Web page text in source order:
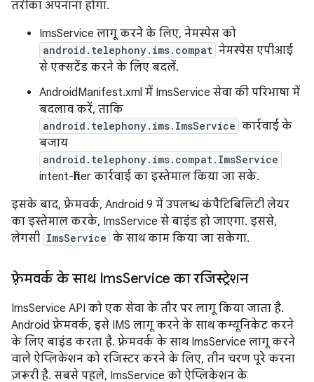
तरीका अपनाना होगा.
ImsService लागू करने के लिए, नेमस्पेस को
android.telephony.ims.compat नेमस्पेस एपीआई
से एक्सटेंड करने के लिए बदलें.
AndroidManifest.xml में ImsService सेवा की परिभाषा में
बदलाव करें, ताकि
android.telephony.ims.ImsService कार्रवाई के
बजाय
android.telephony.ims.compat.ImsService
intent-filter कार्रवाई का इस्तेमाल किया जा सके.
इसके बाद, फ़्रेमवर्क, Android 9 में उपलब्ध कंपैटिबिलिटी लेयर
का इस्तेमाल करके, ImsService से बाइंड हो जाएगा. इससे,
लेगसी ImsService के साथ काम किया जा सकेगा.
फ़्रेमवर्क के साथ ImsService का रजिस्ट्रेशन
ImsService API को एक सेवा के तौर पर लागू किया जाता है.
Android फ़्रेमवर्क, इसे IMS लागू करने के साथ कम्यूनिकेट करने
के लिए बाइंड करता है. फ़्रेमवर्क के साथ ImsService लागू करने
वाले ऐप्लिकेशन को रजिस्टर करने के लिए, तीन चरण पूरे करना
ज़रूरी है. सबसे पहले, ImsService को ऐप्लिकेशन के